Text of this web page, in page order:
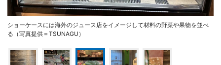
ショーケースには海外のジュース店をイメージして材料の野菜や果物を並べ
る（写真提供＝TSUNAGU）